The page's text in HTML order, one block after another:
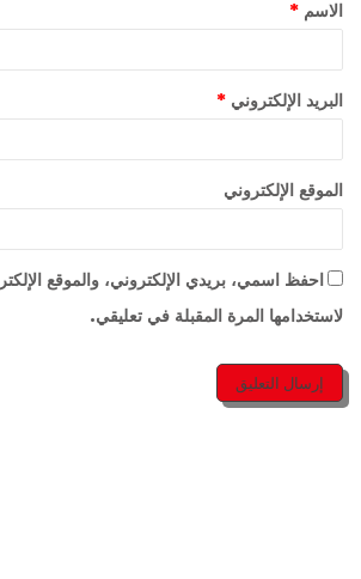
الاسم *
البريد الإلكتروني *
الموقع الإلكتروني
احفظ اسمي، بريدي الإلكتروني، والموقع
لاستخدامها المرة المقبلة في تعليقي.